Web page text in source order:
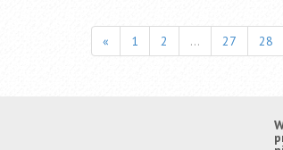
« 1 2 ... 27 28